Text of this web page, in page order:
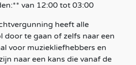
van 12:00 tot 03:00
heeft alle
door te gaan of zelfs naar een
voor muziekliefhebbers en
naar een kans die vanaf de